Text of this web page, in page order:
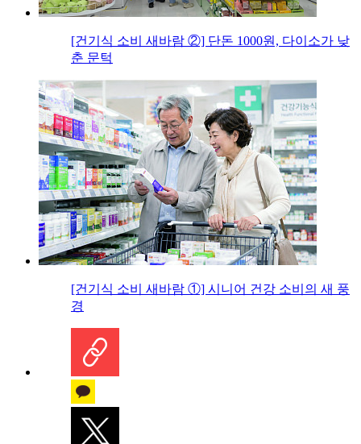
[건기식 소비 새바람 ②] 단돈 1000원, 다이소가 낮
춘 문턱
[건기식 소비 새바람 ①] 시니어 건강 소비의 새 풍
경